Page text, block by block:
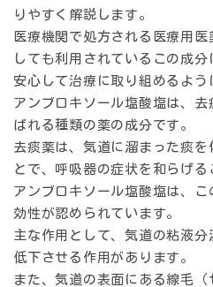
りやすく解説します。
医療機関で処方される医療用
しても利用されているこの成分
安心して治療に取り組めるよう
アンブロキソール塩酸塩は、
ばれる種類の薬の成分です。
去痰薬は、気道に溜まった痰
とで、呼吸器の症状を和らげる
アンブロキソール塩酸塩は、
効性が認められています。
主な作用として、気道の粘液
低下させる作用があります。
また、気道の表面にある線毛